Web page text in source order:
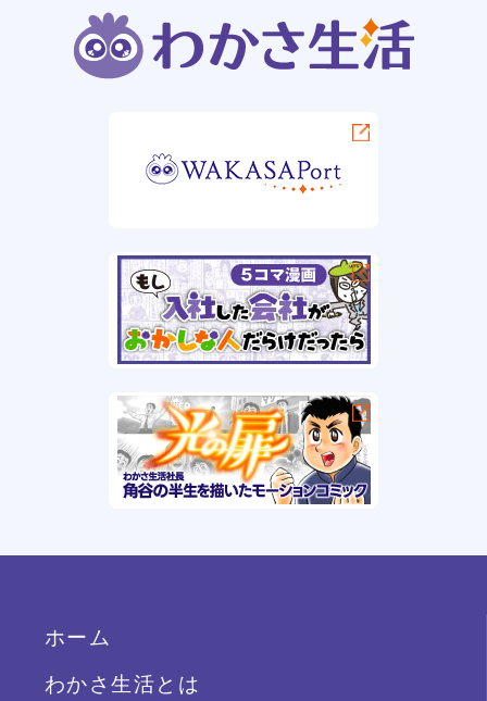
ホーム
わかさ生活とは